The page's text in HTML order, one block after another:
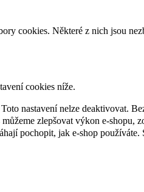
cookies. Některé z nich jsou
cookies níže.
Toto nastavení nelze deaktivovat.
zlepšovat výkon e-shopu,
pochopit, jak e-shop